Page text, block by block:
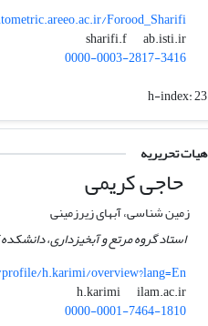
Forood_Sharifi
sharifi.f
ab.isti.ir
0000-0003-2817-3416
h-index:23
هیات تحریریه
حاجی کریمی
زمین شناسی، آبهای زیرزمینی
استاد گروه مرتع و آبخیزداری، دانشکده
h.karimi/overview?lang=En
h.karimi
ilam.ac.ir
0000-0001-7464-1810